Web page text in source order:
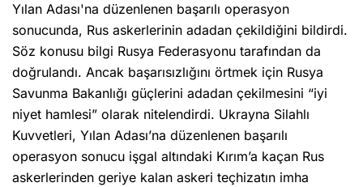
Yılan Adası'na düzenlenen başarılı operasyon
sonucunda, Rus askerlerinin adadan çekildiğini bildirdi.
Söz konusu bilgi Rusya Federasyonu tarafından da
doğrulandı. Ancak başarısızlığını örtmek için Rusya
Savunma Bakanlığı güçlerini adadan çekilmesini “iyi
niyet hamlesi” olarak nitelendirdi. Ukrayna Silahlı
Kuvvetleri, Yılan Adası’na düzenlenen başarılı
operasyon sonucu işgal altındaki Kırım’a kaçan Rus
askerlerinden geriye kalan askeri teçhizatın imha